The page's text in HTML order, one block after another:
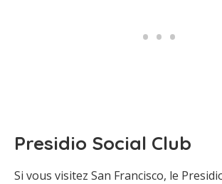
Presidio Social Club
Si vous visitez San Francisco, le